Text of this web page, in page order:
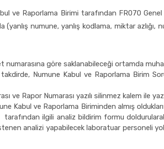
ve Raporlama Birimi tarafından FR070
numune, yanlış kodlama, miktar azlığı,
göre saklanabileceği ortamda
Numune Kabul ve Raporlama Birim
Rapor Numarası yazılı silinmez kalem ile
Kabul ve Raporlama Biriminden almış
ilgili analiz bildirim formu
analizi yapabilecek laboratuar personeli